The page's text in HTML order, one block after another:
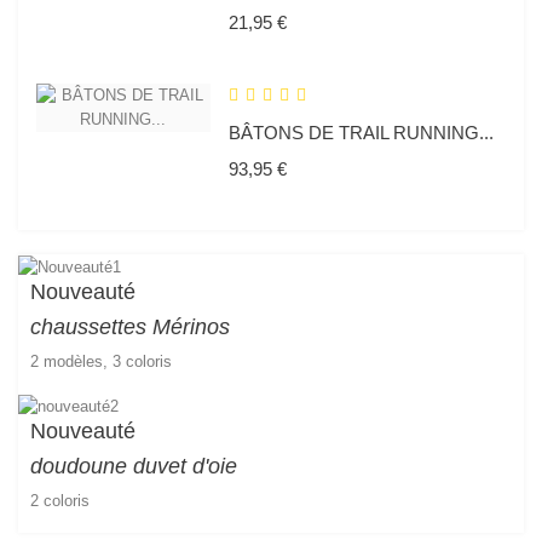
21,95 €Prix
BÂTONS DE TRAIL RUNNING...
93,95 €Prix
Nouveauté
chaussettes Mérinos
2 modèles, 3 coloris
Nouveauté
doudoune duvet d'oie
2 coloris